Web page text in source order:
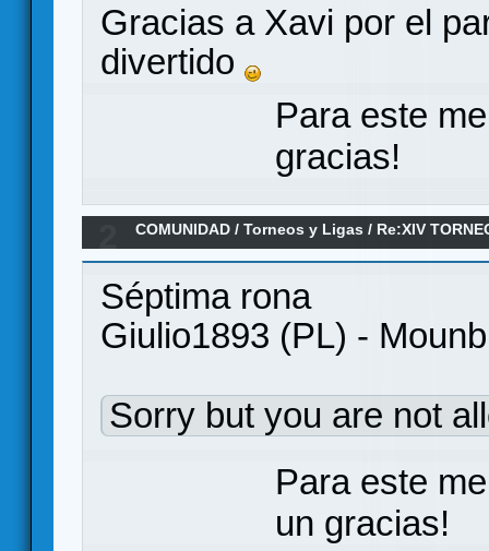
Gracias a Xavi por el
divertido
Para este
gracias!
COMUNIDAD /Torneos y Ligas / Re:XIV
ANILLO/ Jornada 7
Séptima rona
Giulio1893 (PL) -
Sorry but you are not
Para este
un gracias!